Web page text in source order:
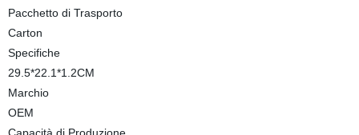
Pacchetto di Trasporto
Carton
Specifiche
29.5*22.1*1.2CM
Marchio
OEM